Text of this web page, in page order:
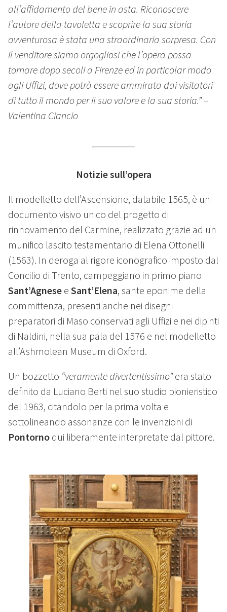
all’affidamento del bene in asta. Riconoscere
l’autore della tavoletta e scoprire la sua storia
avventurosa è stata una straordinaria sorpresa. Con
il venditore siamo orgogliosi che l’opera possa
tornare dopo secoli a Firenze ed in particolar modo
agli Uffizi, dove potrà essere ammirata dai visitatori
di tutto il mondo per il suo valore e la sua storia.” –
Valentina Ciancio
Notizie sull’opera
Il modelletto dell’Ascensione, databile 1565, è un
documento visivo unico del progetto di
rinnovamento del Carmine, realizzato grazie ad un
munifico lascito testamentario di Elena Ottonelli
(1563). In deroga al rigore iconografico imposto dal
Concilio di Trento, campeggiano in primo piano
Sant’Agnese e Sant’Elena, sante eponime della
committenza, presenti anche nei disegni
preparatori di Maso conservati agli Uffizi e nei dipinti
di Naldini, nella sua pala del 1576 e nel modelletto
all’Ashmolean Museum di Oxford.
Un bozzetto “veramente divertentissimo”era stato
definito da Luciano Berti nel suo studio pionieristico
del 1963, citandolo per la prima volta e
sottolineando assonanze con le invenzioni di
Pontorno qui liberamente interpretate dal pittore.